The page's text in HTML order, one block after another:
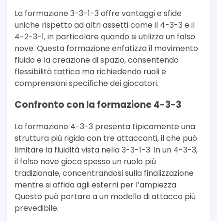
La formazione 3-3-1-3 offre vantaggi e sfide
uniche rispetto ad altri assetti come il 4-3-3 e il
4-2-3-1, in particolare quando si utilizza un falso
nove. Questa formazione enfatizza il movimento
fluido e la creazione di spazio, consentendo
flessibilità tattica ma richiedendo ruoli e
comprensioni specifiche dei giocatori.
Confronto con la formazione 4-3-3
La formazione 4-3-3 presenta tipicamente una
struttura più rigida con tre attaccanti, il che può
limitare la fluidità vista nella 3-3-1-3. In un 4-3-3,
il falso nove gioca spesso un ruolo più
tradizionale, concentrandosi sulla finalizzazione
mentre si affida agli esterni per l’ampiezza.
Questo può portare a un modello di attacco più
prevedibile.